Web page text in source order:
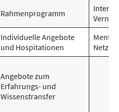
Rahmenprogramm
Individuelle Angebote
und Hospitationen
Angebote zum
Erfahrungs- und
Wissenstransfer